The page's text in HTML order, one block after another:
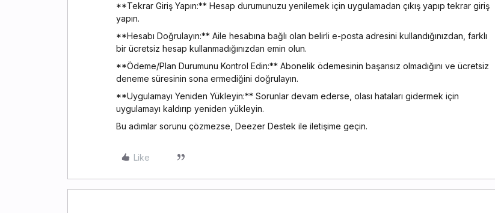
**Tekrar Giriş Yapın:** Hesap durumunuzu yenilemek için uygulamadan çıkış yapıp tekrar giriş
yapın.
**Hesabı Doğrulayın:** Aile hesabına bağlı olan belirli e-posta adresini kullandığınızdan, farklı
bir ücretsiz hesap kullanmadığınızdan emin olun.
**Ödeme/Plan Durumunu Kontrol Edin:** Abonelik ödemesinin başarısız olmadığını ve ücretsiz
deneme süresinin sona ermediğini doğrulayın.
**Uygulamayı Yeniden Yükleyin:** Sorunlar devam ederse, olası hataları gidermek için
uygulamayı kaldırıp yeniden yükleyin.
Bu adımlar sorunu çözmezse, Deezer Destek ile iletişime geçin.
Like